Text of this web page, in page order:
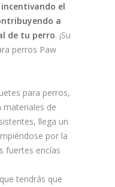
el
a
de tu perro. ¡Su
perros Paw
para perros,
materiales de
llega un
por la
fuertes encías
tendrás que